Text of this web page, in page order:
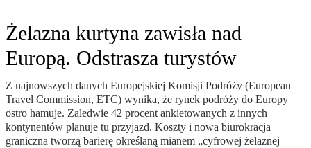
Żelazna kurtyna zawisła nad
Europą. Odstrasza turystów
Z najnowszych danych Europejskiej Komisji Podróży (European
Travel Commission, ETC) wynika, że rynek podróży do Europy
ostro hamuje. Zaledwie 42 procent ankietowanych z innych
kontynentów planuje tu przyjazd. Koszty i nowa biurokracja
graniczna tworzą barierę określaną mianem „cyfrowej żelaznej